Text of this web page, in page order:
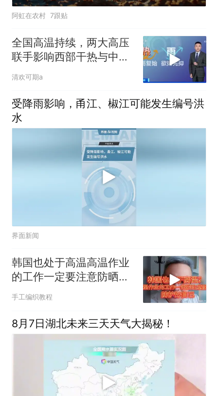
阿虹在农村 7跟贴
全国高温持续，两大高压
联手影响西部干热与中东
部闷蒸
清欢可期a
受降雨影响，甬江、椒江可能发生编号洪
水
界面新闻
韩国也处于高温高温作业
的工作一定要注意防晒！
防护好自己！
手工编织教程
8月7日湖北未来三天天气大揭秘！